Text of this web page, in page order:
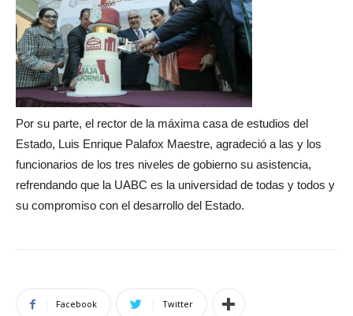
Por su parte, el rector de la máxima casa de estudios del
Estado, Luis Enrique Palafox Maestre, agradeció a las y los
funcionarios de los tres niveles de gobierno su asistencia,
refrendando que la UABC es la universidad de todas y todos y
su compromiso con el desarrollo del Estado.
Facebook Twitter